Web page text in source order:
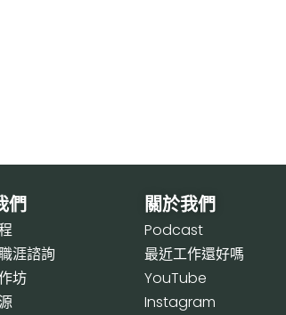
們
涯諮詢
坊
關於我們
Podcast
最近工作還好嗎
YouTube
Instagram